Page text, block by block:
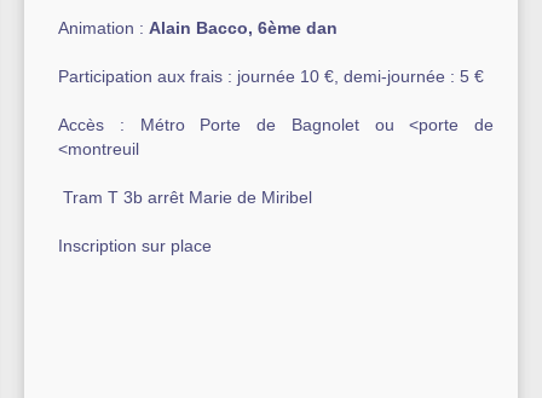
Animation : Alain Bacco, 6ème dan
Participation aux frais : journée 10 €, demi-journée : 5 €
Accès : Métro Porte de Bagnolet ou <porte de
<montreuil
Tram T 3b arrêt Marie de Miribel
Inscription sur place